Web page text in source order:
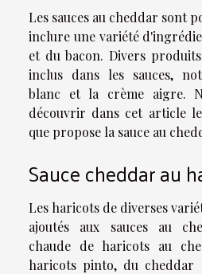
Les sauces au cheddar sont
inclure une variété
et du bacon. Divers
inclus dans les sauces,
blanc et la crème aigre.
découvrir dans cet article
que propose la sauce au
Sauce cheddar au
Les haricots de diverses
ajoutés aux sauces au
chaude de haricots au
haricots pinto, du cheddar